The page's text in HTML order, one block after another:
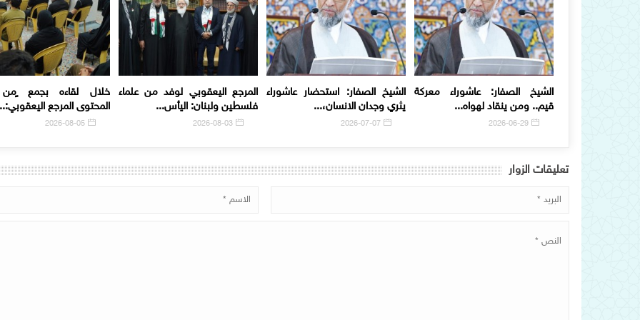
خلال لقاءه بجمع
المحتوى المرجع
2026-08-05
المرجع اليعقوبي لوفد من علماء
فلسطين ولبنان: اليأس...
2026-08-03
الشيخ الصفار: استحضار عاشوراء
يثري وجدان الانسان،...
2026-07-07
الشيخ الصفار: عاشوراء معركة
قيم.. ومن ينقاد لهواه...
2026-06-29
تعلیقات الزوار